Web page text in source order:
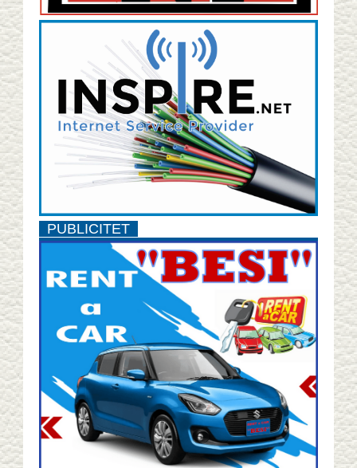
PUBLICITET